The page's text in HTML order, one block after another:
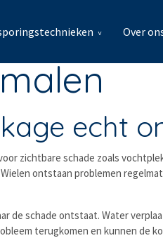
Over
echt
zichtbare schade zoals
ontstaan problemen
de schade ontstaat. Water
terugkomen en kunnen de